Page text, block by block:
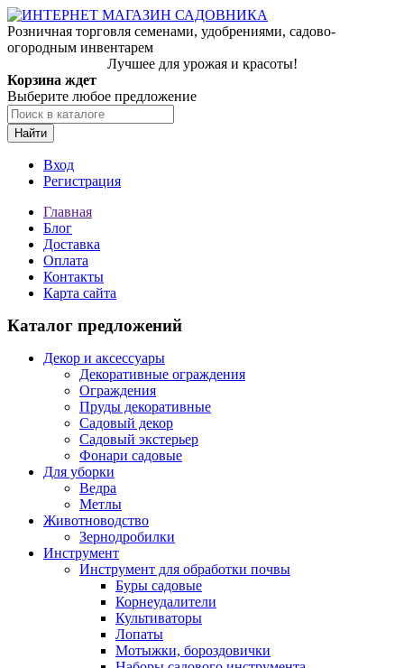
Розничная торговля семенами, удобрениями, садово-
огородным инвентарем
Лучшее для урожая и красоты!
Корзина ждет
Выберите любое предложение
Найти
Вход
Регистрация
Главная
Блог
Доставка
Оплата
Контакты
Карта сайта
Каталог предложений
Декор и аксессуары
Декоративные ограждения
Ограждения
Пруды декоративные
Садовый декор
Садовый экстерьер
Фонари садовые
Для уборки
Ведра
Метлы
Животноводство
Зернодробилки
Инструмент
Инструмент для обработки почвы
Буры садовые
Корнеудалители
Культиваторы
Лопаты
Мотыжки, бороздовички